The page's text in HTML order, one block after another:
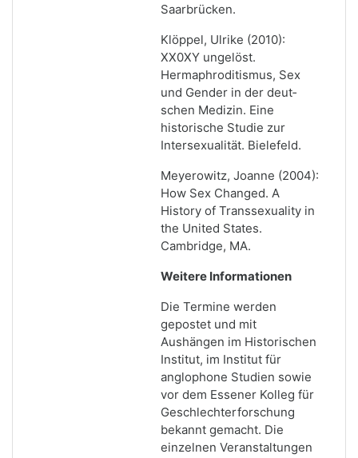
Saarbrücken.
Klöppel, Ulrike (2010):
XX0XY ungelöst.
Hermaphroditismus, Sex
und Gender in der deut­
schen Medizin. Eine
historische Studie zur
Intersexualität. Bielefeld.
Meyerowitz, Joanne (2004):
How Sex Changed. A
History of Transsexuality in
the United States.
Cambridge, MA.
Weitere Informationen
Die Termine werden
gepostet und mit
Aushängen im Historischen
Institut, im Institut für
anglophone Studien sowie
vor dem Essener Kolleg für
Geschlechterforschung
bekannt gemacht. Die
einzelnen Veranstaltungen